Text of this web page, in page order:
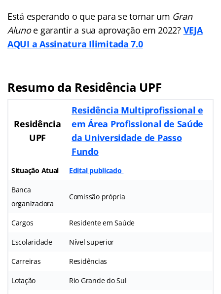
Está esperando o que para se tornar um Gran
Alunoe garantir a sua aprovação em 2022? VEJA
AQUI a Assinatura Ilimitada 7.0
Resumo da Residência UPF
Residência
UPF
Residência Multiprofissional e
em Área Profissional de Saúde
da Universidade de Passo
Fundo
Situação Atual Edital publicado
Banca
organizadora
Comissão própria
Cargos Residente em Saúde
Escolaridade Nível superior
Carreiras Residências
Lotação Rio Grande do Sul